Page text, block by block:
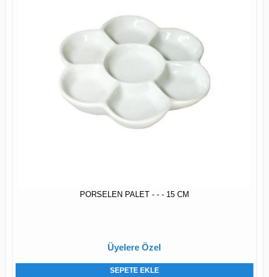
PORSELEN PALET - - - 15 CM
Üyelere Özel
SEPETE EKLE